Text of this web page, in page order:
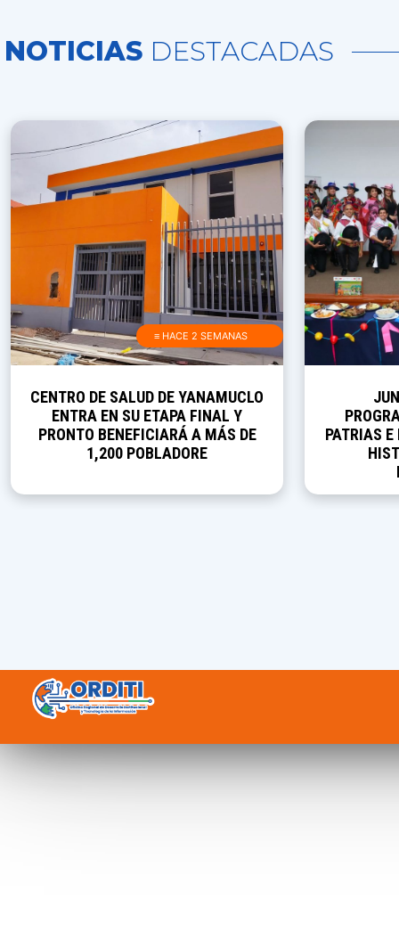
NOTICIAS DESTACADAS
≡ HACE 2 SEMANAS
CENTRO DE SALUD DE YANAMUCLO
ENTRA EN SU ETAPA FINAL Y
PRONTO BENEFICIARÁ A MÁS DE
1,200 POBLADORE
PATRIAS